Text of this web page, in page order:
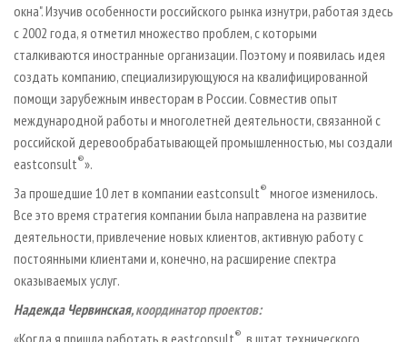
окна". Изучив особенности российского рынка изнутри, работая здесь
с 2002 года, я отметил множество проблем, с которыми
сталкиваются иностранные организации. Поэтому и появилась идея
создать компанию, специализирующуюся на квалифицированной
помощи зарубежным инвесторам в России. Совместив опыт
международной работы и многолетней деятельности, связанной с
российской деревообрабатывающей промышленностью, мы создали
eastconsult®».
За прошедшие 10 лет в компании eastconsult® многое изменилось.
Все это время стратегия компании была направлена на развитие
деятельности, привлечение новых клиентов, активную работу с
постоянными клиентами и, конечно, на расширение спектра
оказываемых услуг.
Надежда Червинская, координатор проектов:
®